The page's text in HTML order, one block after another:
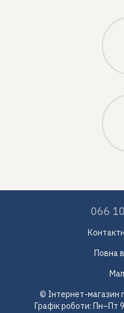
066
Повна
© Інтернет-магазин
Графік роботи: Пн–Пт